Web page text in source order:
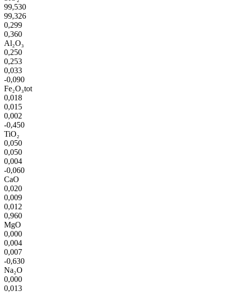
99,530
99,326
0,299
0,360
Al₂O₃
0,250
0,253
0,033
-0,090
Fe₂O₃tot
0,018
0,015
0,002
-0,450
TiO₂
0,050
0,050
0,004
-0,060
CaO
0,020
0,009
0,012
0,960
MgO
0,000
0,004
0,007
-0,630
Na₂O
0,000
0,013